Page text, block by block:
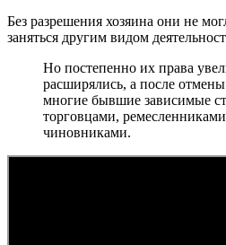
Без разрешения хозяина они не
заняться другим видом
Но постепенно их права
расширялись, а после
многие бывшие зависимые
торговцами,
чиновниками.